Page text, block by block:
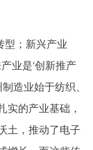
；新兴产业
业是‘创新推产
造业始于纺织、
实的产业基础，
土，推动了电子